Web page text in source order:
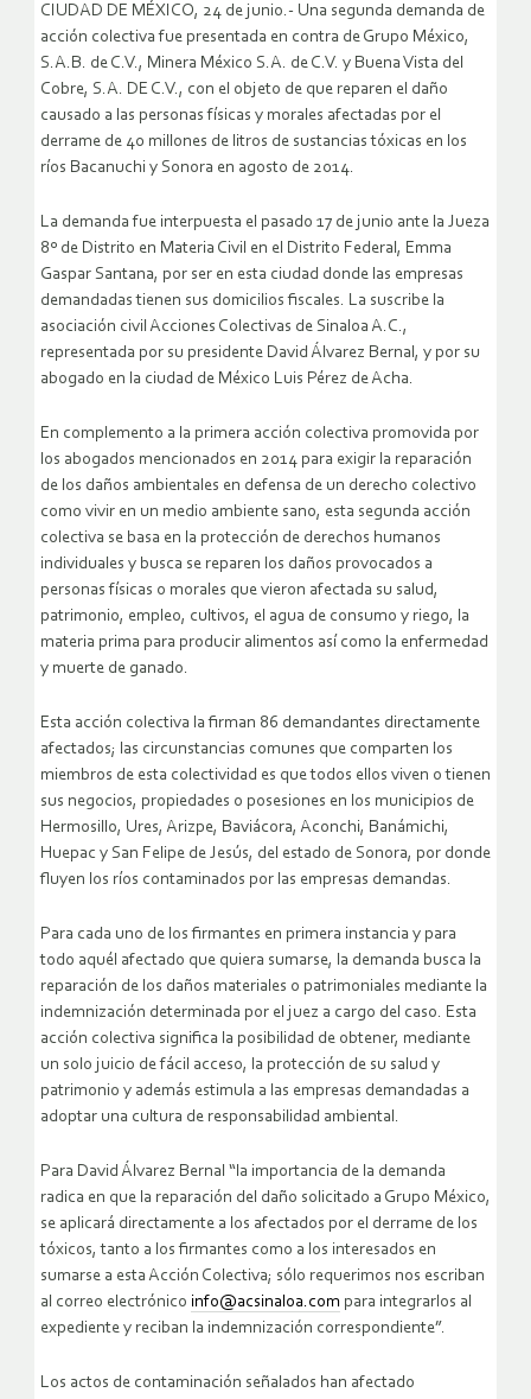
CIUDAD DE MÉXICO, 24 de junio.- Una segunda demanda de
acción colectiva fue presentada en contra de Grupo México,
S.A.B. de C.V., Minera México S.A. de C.V. y Buena Vista del
Cobre, S.A. DE C.V., con el objeto de que reparen el daño
causado a las personas físicas y morales afectadas por el
derrame de 40 millones de litros de sustancias tóxicas en los
ríos Bacanuchi y Sonora en agosto de 2014.
La demanda fue interpuesta el pasado 17 de junio ante la Jueza
8º de Distrito en Materia Civil en el Distrito Federal, Emma
Gaspar Santana, por ser en esta ciudad donde las empresas
demandadas tienen sus domicilios fiscales. La suscribe la
asociación civil Acciones Colectivas de Sinaloa A.C.,
representada por su presidente David Álvarez Bernal, y por su
abogado en la ciudad de México Luis Pérez de Acha.
En complemento a la primera acción colectiva promovida por
los abogados mencionados en 2014 para exigir la reparación
de los daños ambientales en defensa de un derecho colectivo
como vivir en un medio ambiente sano, esta segunda acción
colectiva se basa en la protección de derechos humanos
individuales y busca se reparen los daños provocados a
personas físicas o morales que vieron afectada su salud,
patrimonio, empleo, cultivos, el agua de consumo y riego, la
materia prima para producir alimentos así como la enfermedad
y muerte de ganado.
Esta acción colectiva la firman 86 demandantes directamente
afectados; las circunstancias comunes que comparten los
miembros de esta colectividad es que todos ellos viven o tienen
sus negocios, propiedades o posesiones en los municipios de
Hermosillo, Ures, Arizpe, Baviácora, Aconchi, Banámichi,
Huepac y San Felipe de Jesús, del estado de Sonora, por donde
fluyen los ríos contaminados por las empresas demandas.
Para cada uno de los firmantes en primera instancia y para
todo aquél afectado que quiera sumarse, la demanda busca la
reparación de los daños materiales o patrimoniales mediante la
indemnización determinada por el juez a cargo del caso. Esta
acción colectiva significa la posibilidad de obtener, mediante
un solo juicio de fácil acceso, la protección de su salud y
patrimonio y además estimula a las empresas demandadas a
adoptar una cultura de responsabilidad ambiental.
Para David Álvarez Bernal “la importancia de la demanda
radica en que la reparación del daño solicitado a Grupo México,
se aplicará directamente a los afectados por el derrame de los
tóxicos, tanto a los firmantes como a los interesados en
sumarse a esta Acción Colectiva; sólo requerimos nos escriban
al correo electrónico info@acsinaloa.com para integrarlos al
expediente y reciban la indemnización correspondiente”.
Los actos de contaminación señalados han afectado